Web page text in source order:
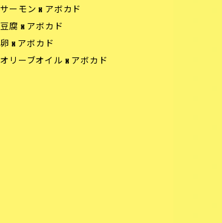
サーモン x アボカド
豆腐 x アボカド
卵 x アボカド
オリーブオイル x アボカド